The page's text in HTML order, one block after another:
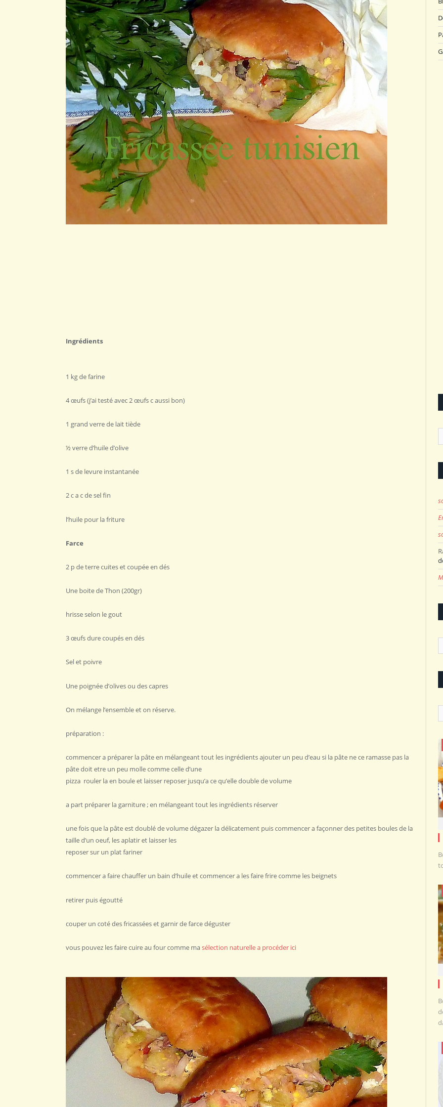
Ingrédients
1 kg de farine
4 œufs (j’ai testé avec 2 œufs c aussi bon)
1 grand verre de lait tiède
½ verre d’huile d’olive
1 s de levure instantanée
2 c a c de sel fin
l’huile pour la friture
Farce
2 p de terre cuites et coupée en dés
Une boite de Thon (200gr)
hrisse selon le gout
3 œufs dure coupés en dés
Sel et poivre
Une poignée d’olives ou des capres
On mélange l’ensemble et on réserve.
préparation :
commencer a préparer la pâte en mélangeant tout les ingrédients ajouter un peu d’eau si la pâte ne ce ramasse pas la
pâte doit etre un peu molle comme celle d’une
pizza rouler la en boule et laisser reposer jusqu’a ce qu’elle double de volume
a part préparer la garniture ; en mélangeant tout les ingrédients réserver
une fois que la pâte est doublé de volume dégazer la délicatement puis commencer a façonner des petites boules de la
taille d’un oeuf, les aplatir et laisser les
reposer sur un plat fariner
commencer a faire chauffer un bain d’huile et commencer a les faire frire comme les beignets
retirer puis égoutté
couper un coté des fricassées et garnir de farce déguster
vous pouvez les faire cuire au four comme masélection naturelle a procéder ici